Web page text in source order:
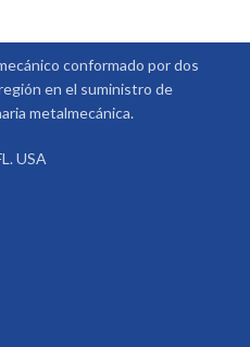
conformado por dos
en el suministro de
metalmecánica.
USA